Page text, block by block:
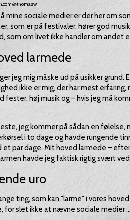
@thomasw
mine sociale medier er der her om
som er på festivaler, hører god
som om livet ikke handler om andet
larmede
jeg mig måske ud på usikker grund.
ikke er mig, der har mest
fester, høj musik og – hvis jeg må
jeg kommer på sådan en følelse,
i to dage og havde rungende
et par dage. Mit hoved larmede –
havde jeg faktisk rigtig svært
uro
ting, som kan "larme" i vores
for slet ikke at nævne sociale medier